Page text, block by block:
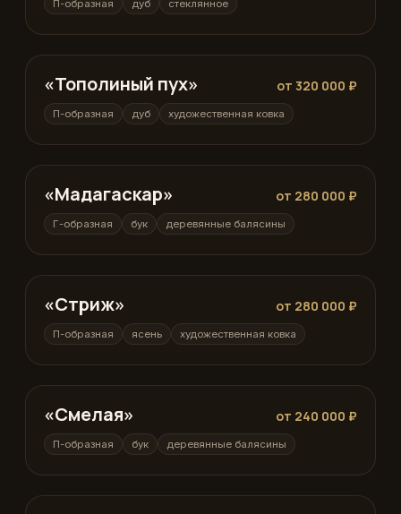
П-образная дуб стеклянное
П-образная
«Тополиный пух» от 320 000 ₽
П-образная дуб художественная ковка
Г-образная
«Мадагаскар» от 280 000 ₽
Г-образная бук деревянные балясины
П-образная
«Стриж» от 280 000 ₽
П-образная ясень художественная ковка
П-образная
«Смелая» от 240 000 ₽
П-образная бук деревянные балясины